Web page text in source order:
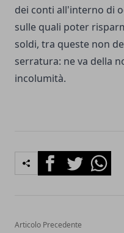
dei conti all'interno di
sulle quali poter
soldi, tra queste non
serratura: ne va della
incolumità.
FacebookTwitter
Articolo Precedente